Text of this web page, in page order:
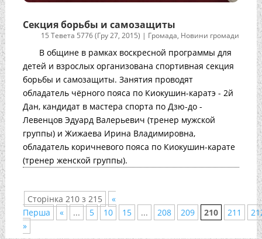
Cекция борьбы и самозащиты
15 Тевета 5776 (Гру 27, 2015) | Громада, Новини громади
В общине в рамках воскресной программы для
детей и взрослых организована спортивная секция
борьбы и самозащиты. Занятия проводят
обладатель чёрного пояса по Киокушин-каратэ - 2й
Дан, кандидат в мастера спорта по Дзю-до -
Левенцов Эдуард Валерьевич (тренер мужской
группы) и Жижаева Ирина Владимировна,
обладатель коричневого пояса по Киокушин-карате
(тренер женской группы).
Сторінка 210 з 215
«
Перша
« ... 5 10 15 ... 208 209 210 211
»